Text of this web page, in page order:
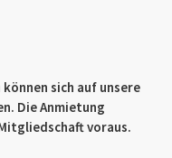
sich auf unsere
Die Anmietung
voraus.